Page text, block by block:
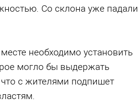
Со склона уже падали
необходимо установить
могло бы выдержать
с жителями подпишет